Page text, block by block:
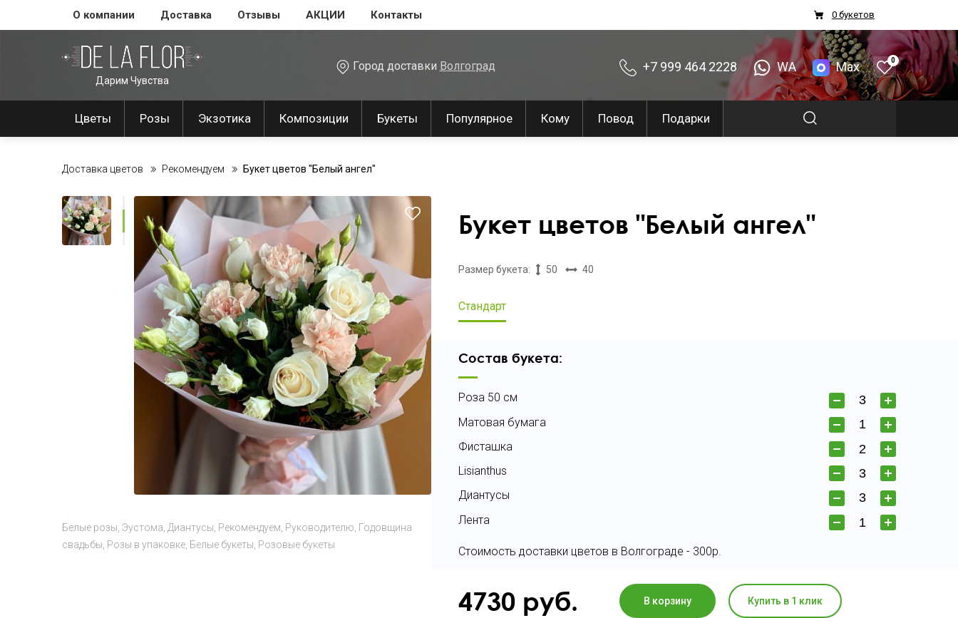
О компании Доставка Отзывы АКЦИИ Контакты 0 букетов
Дарим Чувства
Город доставки Волгоград +7 999 464 2228 WA Max 0
Цветы Розы Экзотика Композиции Букеты Популярное Кому Повод Подарки
Доставка цветов Рекомендуем Букет цветов "Белый ангел"
Белые розы Эустома Диантусы Рекомендуем Руководителю Годовщина
свадьбы Розы в упаковке Белые букеты Розовые букеты
Букет цветов "Белый ангел"
Размер букета: 50 40
Стандарт
Состав букета:
Роза 50 см
Матовая бумага
Фисташка
Lisianthus
Диантусы
Лента
Стоимость доставки цветов в Волгограде - 300р.
4730 руб. В корзину Купить в 1 клик